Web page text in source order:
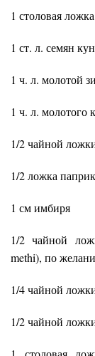
1 столовая
1 ст. л. семян
1 ч. л. молотой
1 ч. л. молотого
1/2 чайной
1/2 ложка
1 см имбиря
1/2 чайной
methi), по
1/4 чайной
1/2 чайной